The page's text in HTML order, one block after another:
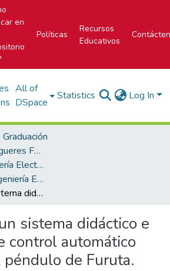
en
Políticas
Recursos
Educativos
All of
DSpace
Statistics Log In
Biblioteca José Figueres Ferrer
Escuela de Ingeniería Electrónica
Licenciatura en Ingeniería Electrónica
Creación de un sistema didáctico e interactivo de control automático basado en el péndulo de Furuta.
sistema didáctico e
control automático
péndulo de Furuta.